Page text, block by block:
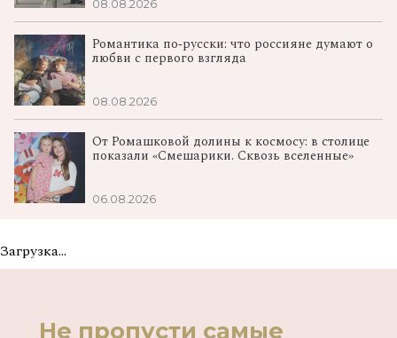
08.08.2026
Романтика по‑русски: что россияне думают о
любви с первого взгляда
08.08.2026
От Ромашковой долины к космосу: в столице
показали «Смешарики. Сквозь вселенные»
06.08.2026
Загрузка...
Не пропусти самые